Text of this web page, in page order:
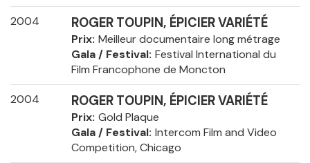
2004 ROGER TOUPIN, ÉPICIER VARIÉTÉ
Prix Meilleur documentaire long métrage
Gala / Festival Festival International du
Film Francophone de Moncton
2004 ROGER TOUPIN, ÉPICIER VARIÉTÉ
Prix Gold Plaque
Gala / Festival Intercom Film and Video
Competition, Chicago